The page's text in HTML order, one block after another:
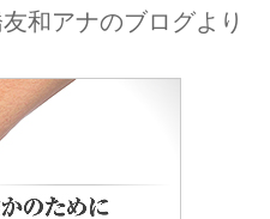
和アナのブログより